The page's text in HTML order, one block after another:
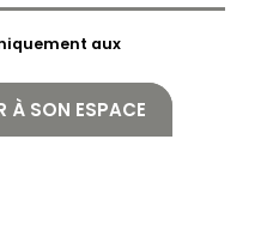
aux
À SON ESPACE